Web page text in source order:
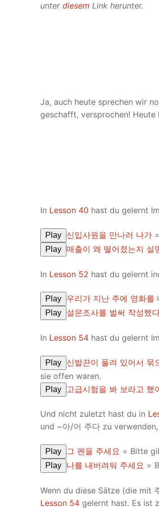
unter diesem Link herunter.
Ja, auch heute sprechen wir
geschafft, versprochen! Heute
In Lesson 40 hast du gelernt
Play 신입사원을 만나러 나가
Play 매출이 왜 떨어졌는지 설
In Lesson 52 hast du gelernt
Play 우리가 지난 주에 영화를
Play 설문조사를 벌써 작성했
In Lesson 54 hast du gelernt
Play 신발끈이 풀려 있어서 묶
sie offen waren.
Play 고급시험을 봐 보라고 했
Und nicht zuletzt hast du in
und ~아/어 주다 zu
Play 그 펜을 주세요 = Bitte
Play 나를 내버려둬 주세요 =
Wenn du diese Sätze (die mit
Lesson 54 gelernt hast. Es ist